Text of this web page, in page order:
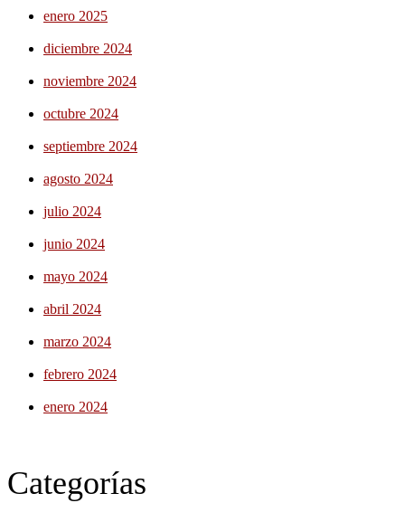
enero 2025
diciembre 2024
noviembre 2024
octubre 2024
septiembre 2024
agosto 2024
julio 2024
junio 2024
mayo 2024
abril 2024
marzo 2024
febrero 2024
enero 2024
Categorías